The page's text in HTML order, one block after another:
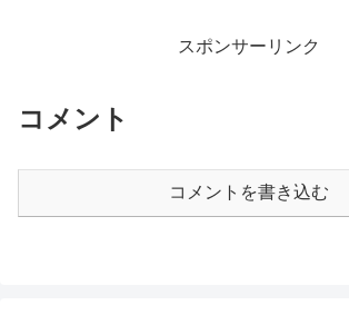
スポンサーリンク
コメント
コメントを書き込む